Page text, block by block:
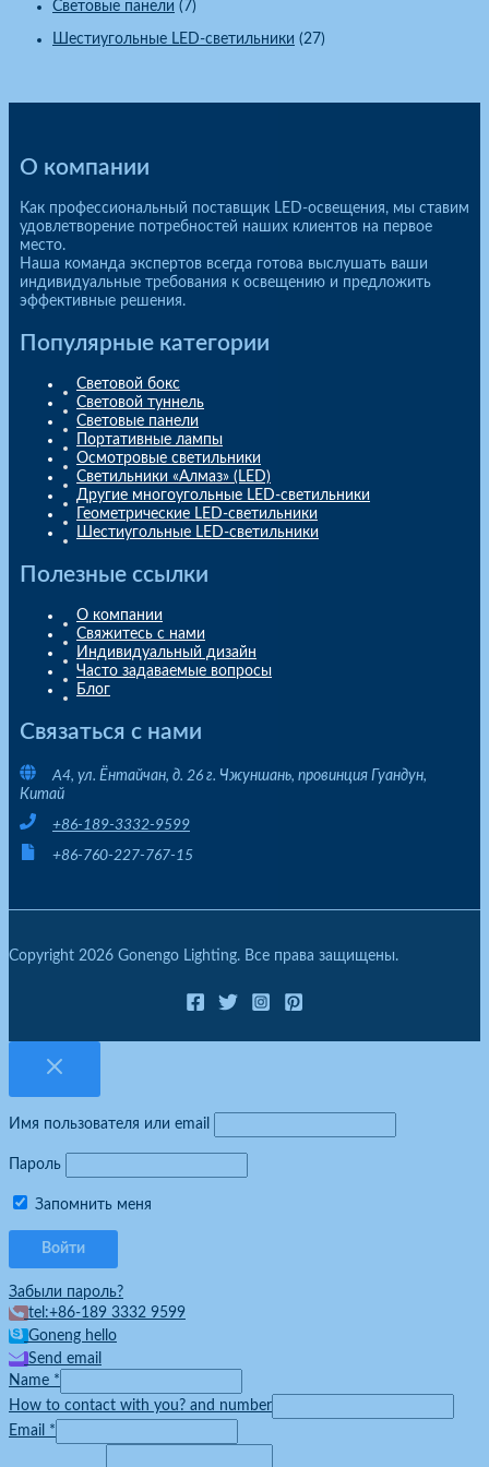
Световые панели (7)
Шестиугольные LED-светильники (27)
О компании
Как профессиональный поставщик LED-освещения, мы ставим
удовлетворение потребностей наших клиентов на первое
место.
Наша команда экспертов всегда готова выслушать ваши
индивидуальные требования к освещению и предложить
эффективные решения.
Популярные категории
Световой бокс
Световой туннель
Световые панели
Портативные лампы
Осмотровые светильники
Светильники «Алмаз» (LED)
Другие многоугольные LED-светильники
Геометрические LED-светильники
Шестиугольные LED-светильники
Полезные ссылки
О компании
Свяжитесь с нами
Индивидуальный дизайн
Часто задаваемые вопросы
Блог
Связаться с нами
A4, ул. Ёнтайчан, д. 26 г. Чжуншань, провинция Гуандун,
Китай
+86-189-3332-9599
+86-760-227-767-15
Copyright 2026 Gonengo Lighting. Все права защищены.
Имя пользователя или email
Пароль
Запомнить меня
Забыли пароль?
tel:+86-189 3332 9599
Goneng hello
Send email
Name *
How to contact with you? and number
Email *